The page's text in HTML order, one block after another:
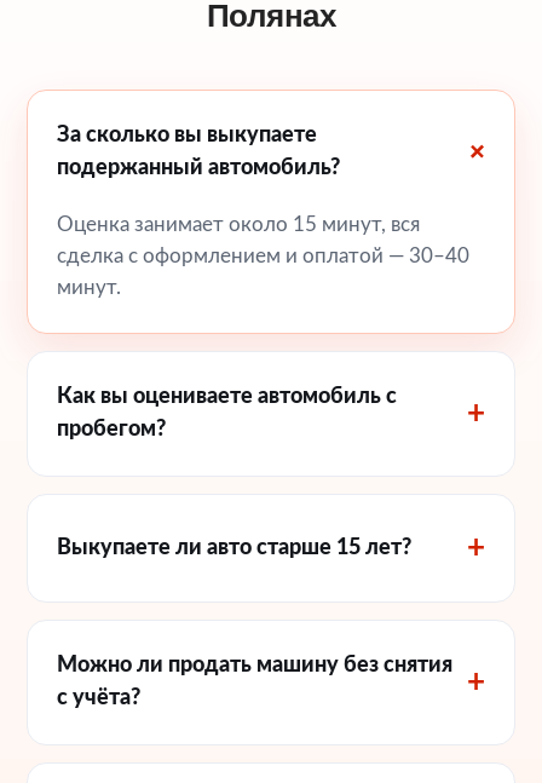
Полянах
За сколько вы выкупаете
подержанный автомобиль?
Оценка занимает около 15 минут, вся
сделка с оформлением и оплатой — 30–40
минут.
Как вы оцениваете автомобиль с
пробегом?
Выкупаете ли авто старше 15 лет?
Можно ли продать машину без снятия
с учёта?